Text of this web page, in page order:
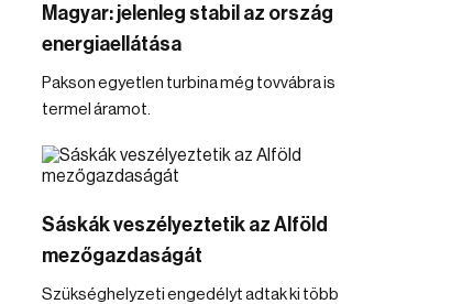
Magyar: jelenleg stabil az ország
energiaellátása
Pakson egyetlen turbina még tovvábra is
termel áramot.
Sáskák veszélyeztetik az Alföld
mezőgazdaságát
Szükséghelyzeti engedélyt adtak ki több